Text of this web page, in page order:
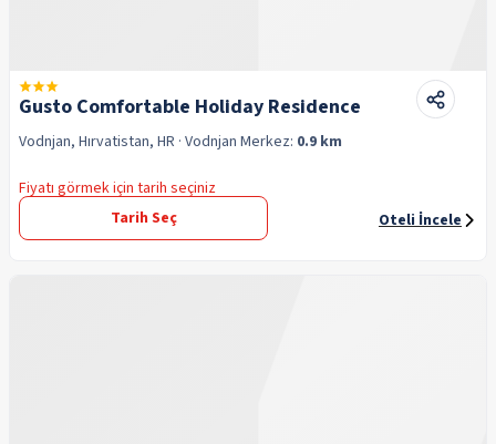
Gusto Comfortable Holiday Residence
Vodnjan, Hırvatistan, HR · Vodnjan Merkez: 0.9 km
Fiyatı görmek için tarih seçiniz
Tarih Seç
Oteli İncele